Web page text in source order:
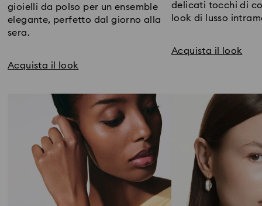
gioielli da polso per un ensemble
elegante, perfetto dal giorno alla
sera.
Acquista il look
delicati tocchi di
look di lusso
Acquista il look